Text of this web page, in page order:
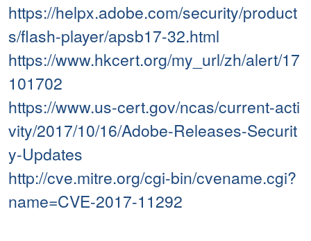
https://helpx.adobe.com/security/product
s/flash-player/apsb17-32.html
https://www.hkcert.org/my_url/zh/alert/17
101702
https://www.us-cert.gov/ncas/current-acti
vity/2017/10/16/Adobe-Releases-Securit
y-Updates
http://cve.mitre.org/cgi-bin/cvename.cgi?
name=CVE-2017-11292